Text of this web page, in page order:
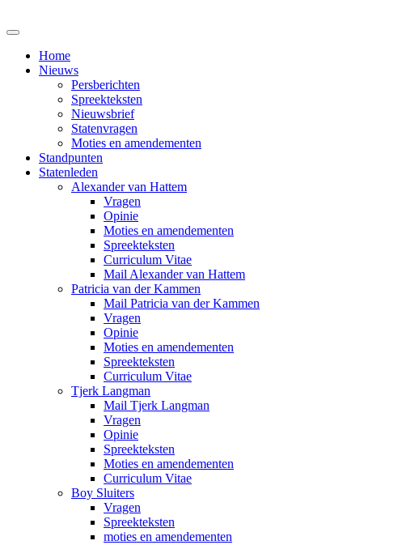
Home
Nieuws
Persberichten
Spreekteksten
Nieuwsbrief
Statenvragen
Moties en amendementen
Standpunten
Statenleden
Alexander van Hattem
Vragen
Opinie
Moties en amendementen
Spreekteksten
Curriculum Vitae
Mail Alexander van Hattem
Patricia van der Kammen
Mail Patricia van der Kammen
Vragen
Opinie
Moties en amendementen
Spreekteksten
Curriculum Vitae
Tjerk Langman
Mail Tjerk Langman
Vragen
Opinie
Spreekteksten
Moties en amendementen
Curriculum Vitae
Boy Sluiters
Vragen
Spreekteksten
moties en amendementen